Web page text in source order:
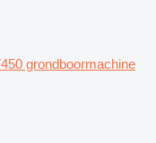
grondboormachine